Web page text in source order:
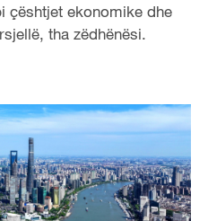
çështjet ekonomike dhe
tha zëdhënësi.